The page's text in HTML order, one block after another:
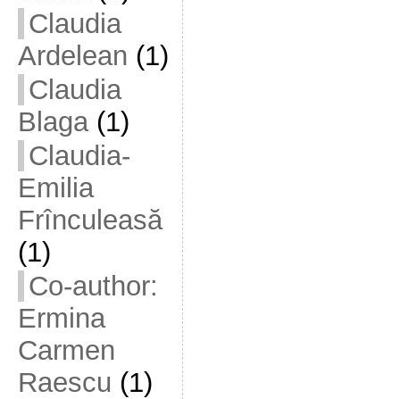
Claudia
Ardelean (1)
Claudia
Blaga(1)
Claudia-
Emilia
Frînculeasă
(1)
Co-author:
Ermina
Carmen
Raescu (1)